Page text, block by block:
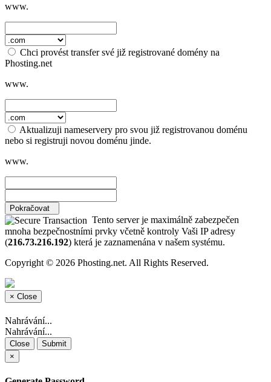
www.
Chci provést transfer své již registrované domény na
Phosting.net
www.
Aktualizuji nameservery pro svou již registrovanou doménu
nebo si registruji novou doménu jinde.
www.
Pokračovat
Tento server je maximálně zabezpečen
mnoha bezpečnostními prvky včetně kontroly Vaši IP adresy
(216.73.216.192) která je zaznamenána v našem systému.
Copyright © 2026 Phosting.net. All Rights Reserved.
× Close
Nahrávání...
Nahrávání...
Close
Submit
×